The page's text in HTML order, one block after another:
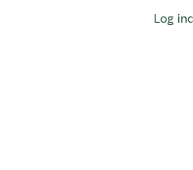
Log